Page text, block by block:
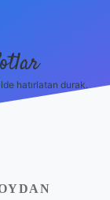
hatırlatan durak.